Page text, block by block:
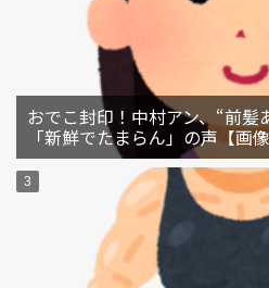
おでこ封印！中村アン、“前
「新鮮でたまらん」の声【画